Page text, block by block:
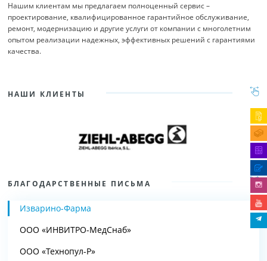
Нашим клиентам мы предлагаем полноценный сервис –
проектирование, квалифицированное гарантийное обслуживание,
ремонт, модернизацию и другие услуги от компании с многолетним
опытом реализации надежных, эффективных решений с гарантиями
качества.
НАШИ КЛИЕНТЫ
БЛАГОДАРСТВЕННЫЕ ПИСЬМА
Изварино-Фарма
ООО «ИНВИТРО-МедСнаб»
ООО «Технопул-Р»